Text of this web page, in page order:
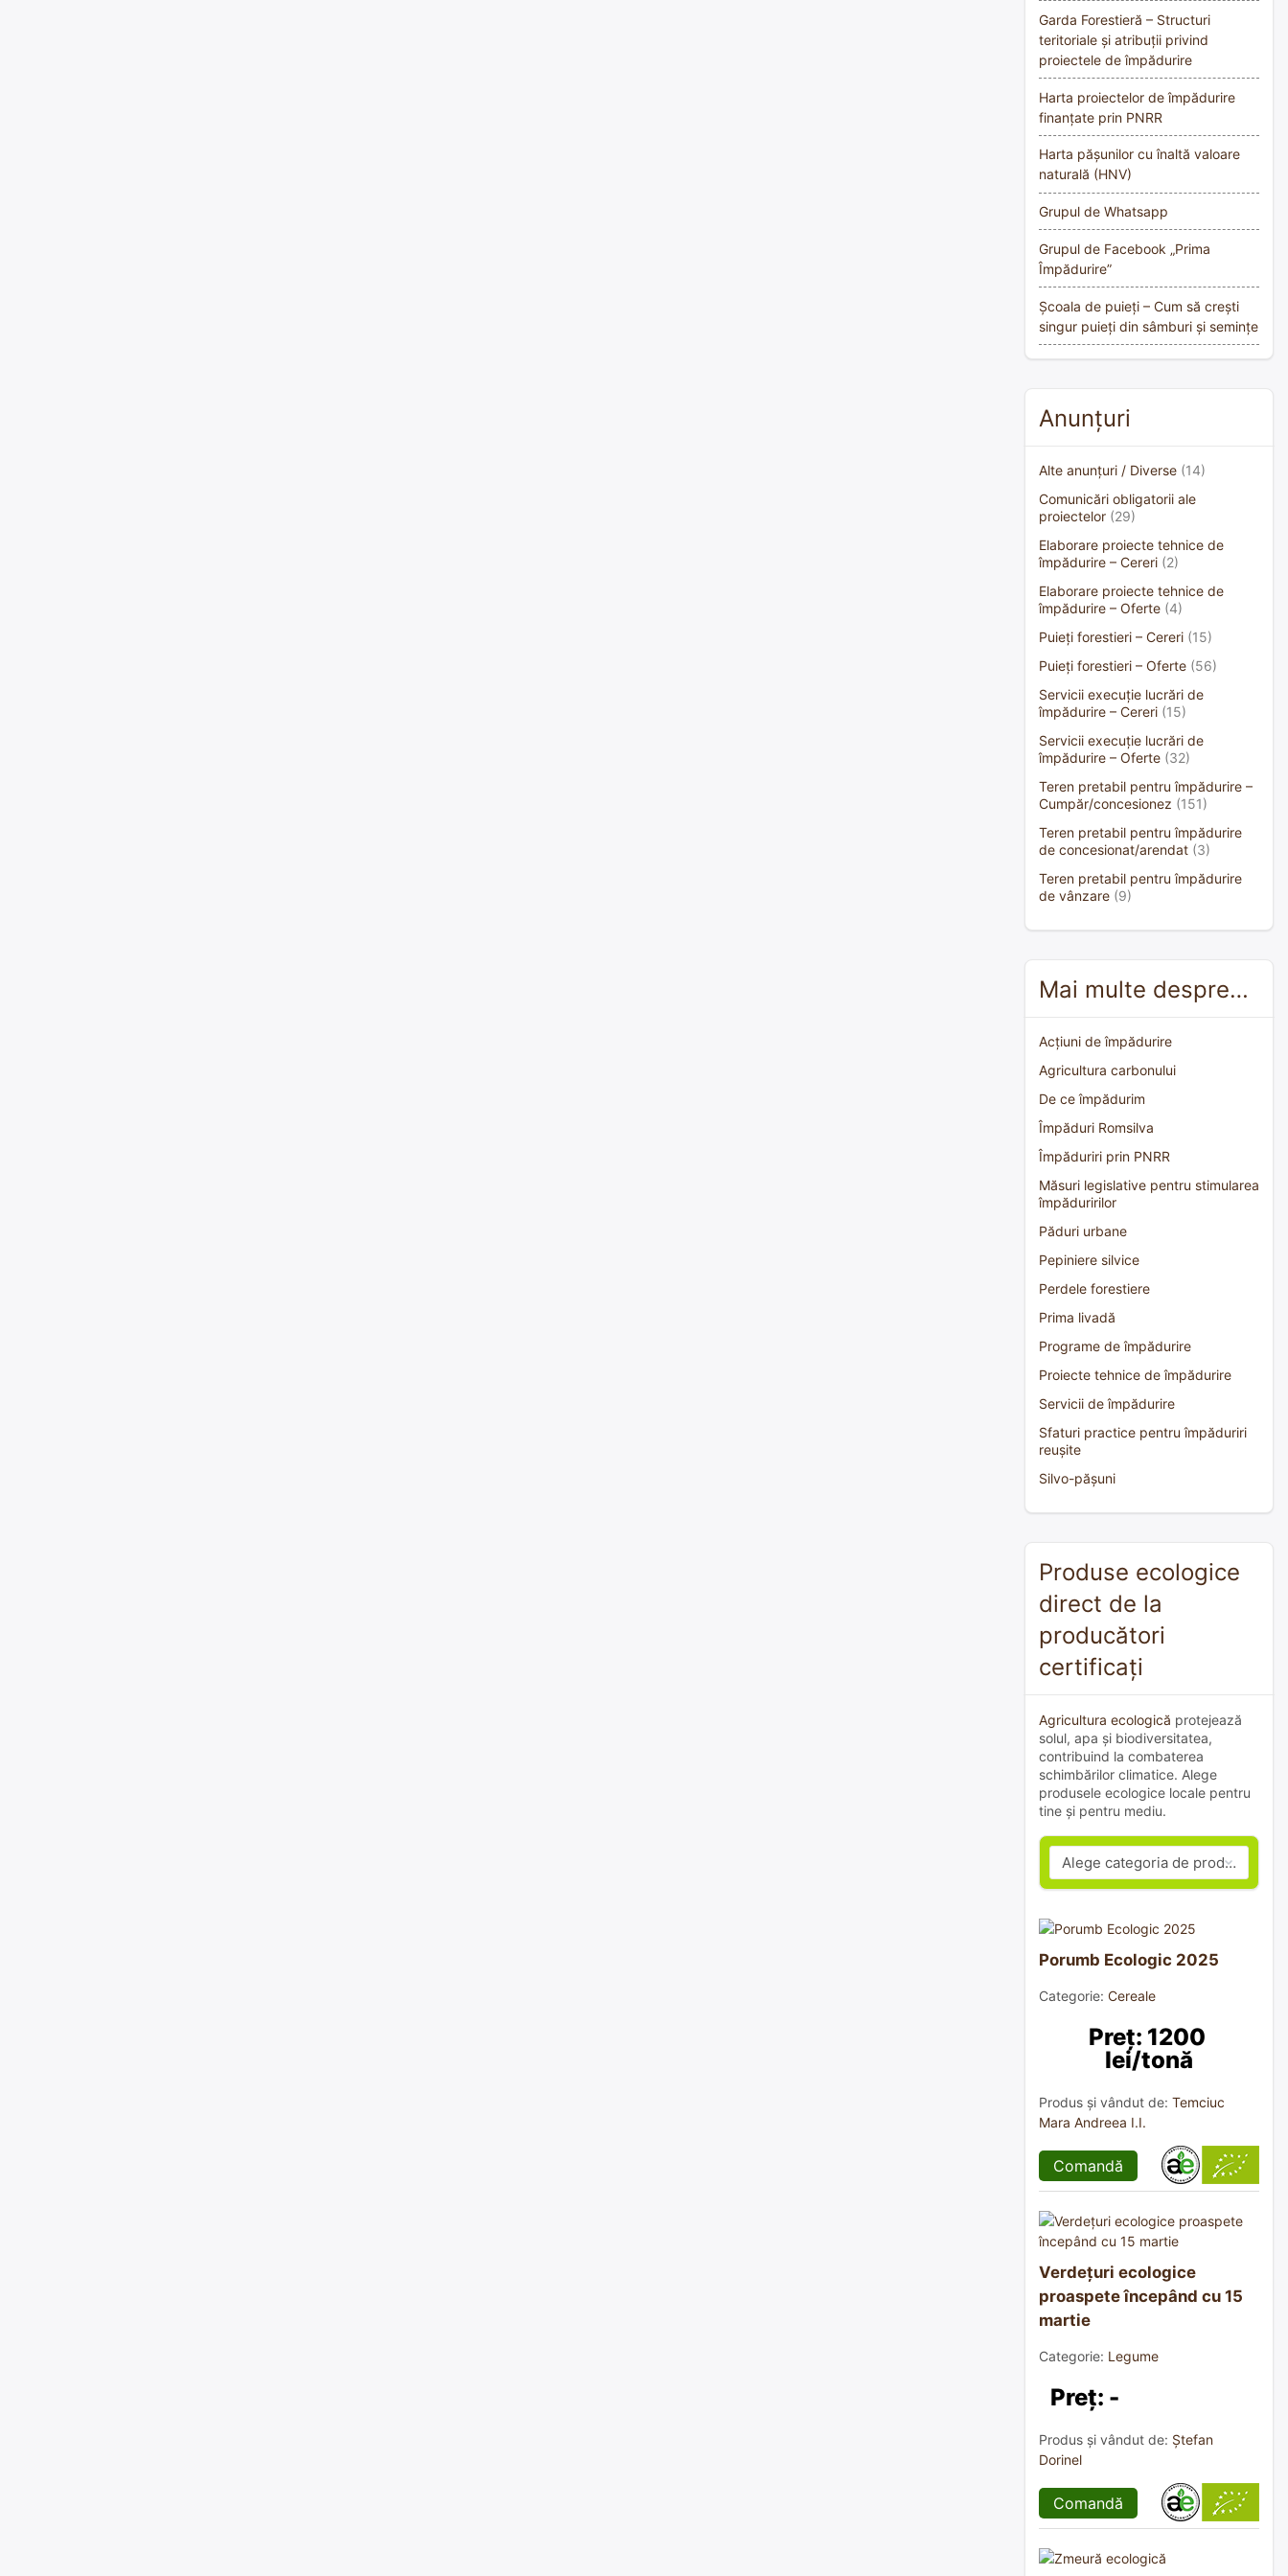
Garda Forestieră – Structuri
teritoriale și atribuții privind
proiectele de împădurire
Harta proiectelor de împădurire
finanțate prin PNRR
Harta pășunilor cu înaltă valoare
naturală (HNV)
Grupul de Whatsapp
Grupul de Facebook „Prima
Împădurire”
Școala de puieți – Cum să crești
singur puieți din sâmburi și semințe
Anunțuri
Alte anunțuri / Diverse (14)
Comunicări obligatorii ale
proiectelor (29)
Elaborare proiecte tehnice de
împădurire – Cereri (2)
Elaborare proiecte tehnice de
împădurire – Oferte (4)
Puieți forestieri – Cereri (15)
Puieți forestieri – Oferte (56)
Servicii execuție lucrări de
împădurire – Cereri (15)
Servicii execuție lucrări de
împădurire – Oferte (32)
Teren pretabil pentru împădurire –
Cumpăr/concesionez (151)
Teren pretabil pentru împădurire
de concesionat/arendat (3)
Teren pretabil pentru împădurire
de vânzare (9)
Mai multe despre…
Acțiuni de împădurire
Agricultura carbonului
De ce împădurim
Împăduri Romsilva
Împăduriri prin PNRR
Măsuri legislative pentru stimularea
împăduririlor
Păduri urbane
Pepiniere silvice
Perdele forestiere
Prima livadă
Programe de împădurire
Proiecte tehnice de împădurire
Servicii de împădurire
Sfaturi practice pentru împăduriri
reușite
Silvo-pășuni
Produse ecologice
direct de la
producători
certificați
Agricultura ecologică protejează
solul, apa și biodiversitatea,
contribuind la combaterea
schimbărilor climatice. Alege
produsele ecologice locale pentru
tine și pentru mediu.
Porumb Ecologic 2025
Categorie: Cereale
Preț: 1200
lei/tonă
Produs și vândut de: Temciuc
Mara Andreea I.I.
Comandă
Verdețuri ecologice
proaspete începând cu 15
martie
Categorie: Legume
Preț: -
Produs și vândut de: Ștefan
Dorinel
Comandă